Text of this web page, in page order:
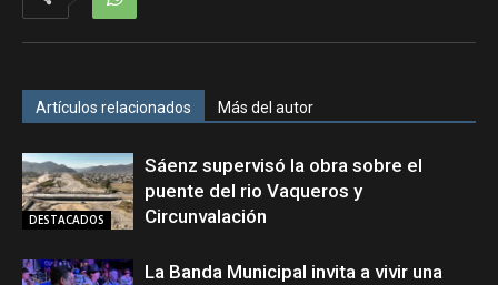
Artículos relacionados Más del autor
DESTACADOS
Sáenz supervisó la obra sobre el
puente del rio Vaqueros y
Circunvalación
La Banda Municipal invita a vivir una